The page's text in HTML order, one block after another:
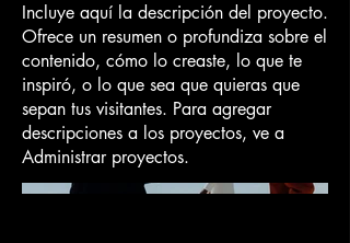
Incluye aquí la descripción del proyecto.
Ofrece un resumen o profundiza sobre el
contenido, cómo lo creaste, lo que te
inspiró, o lo que sea que quieras que
sepan tus visitantes. Para agregar
descripciones a los proyectos, ve a
Administrar proyectos.